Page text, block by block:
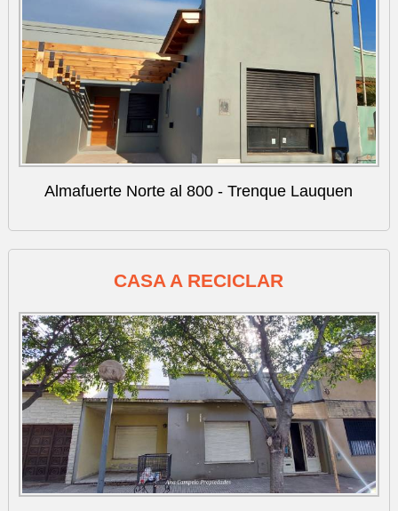
Almafuerte Norte al 800 - Trenque Lauquen
CASA A RECICLAR